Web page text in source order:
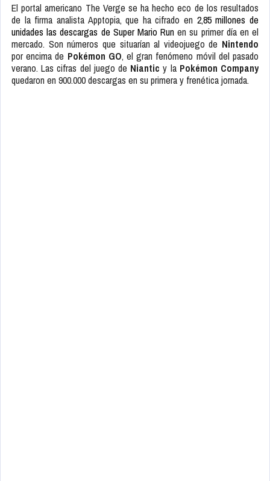
El portal americano The Verge se ha hecho eco de los resultados
de la firma analista Apptopia, que ha cifrado en 2,85 millones de
unidades las descargas de Super Mario Run en su primer día en el
mercado. Son números que situarían al videojuego de Nintendo
por encima de Pokémon GO, el gran fenómeno móvil del pasado
verano. Las cifras del juego de Niantic y la Pokémon Company
quedaron en 900.000 descargas en su primera y frenética jornada.